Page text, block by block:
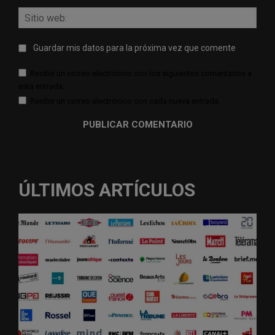
web:
Guardar mis datos para la próxima vez que comente
ÚLTIMOS ARTÍCULOS